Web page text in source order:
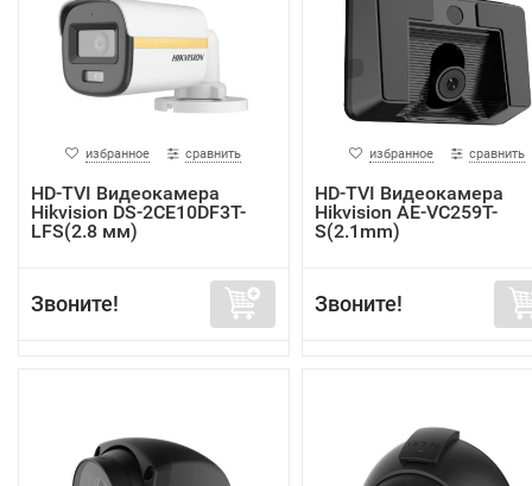
избранное сравнить
HD-TVI Видеокамера
Hikvision DS-2CE10DF3T-
LFS(2.8 мм)
Звоните!
избранное сравнить
HD-TVI Видеокамера
Hikvision AE-VC259T-
S(2.1mm)
Звоните!